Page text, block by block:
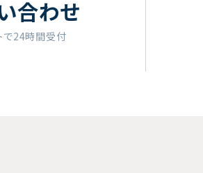
合わせ
で24時間受付